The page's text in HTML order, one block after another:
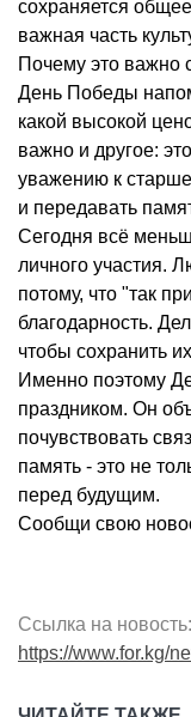
сохраняется
важная часть
Почему это важно
День Победы
какой высокой
важно и другое:
уважению к
и передавать
Сегодня всё
личного участия.
потому, что "так
благодарность.
чтобы сохранить
Именно поэтому
праздником. Он
почувствовать
память - это не
перед будущим.
Сообщи свою
Ссылка на новость:
https://www.for.kg/